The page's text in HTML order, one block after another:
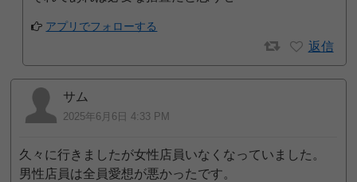
アプリでフォローする
返信
サム
2025年6月6日 4:33 PM
久々に行きましたが女性店員いなくなっていました。
男性店員は全員愛想が悪かったです。